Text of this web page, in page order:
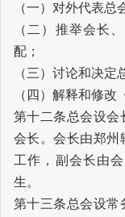
（一）对外代表总
（二）推举会长
配；
（三）讨论和决定
（四）解释和修改
第十二条总会设会
会长。会长由郑州
工作，副会长由
生。
第十三条总会设常